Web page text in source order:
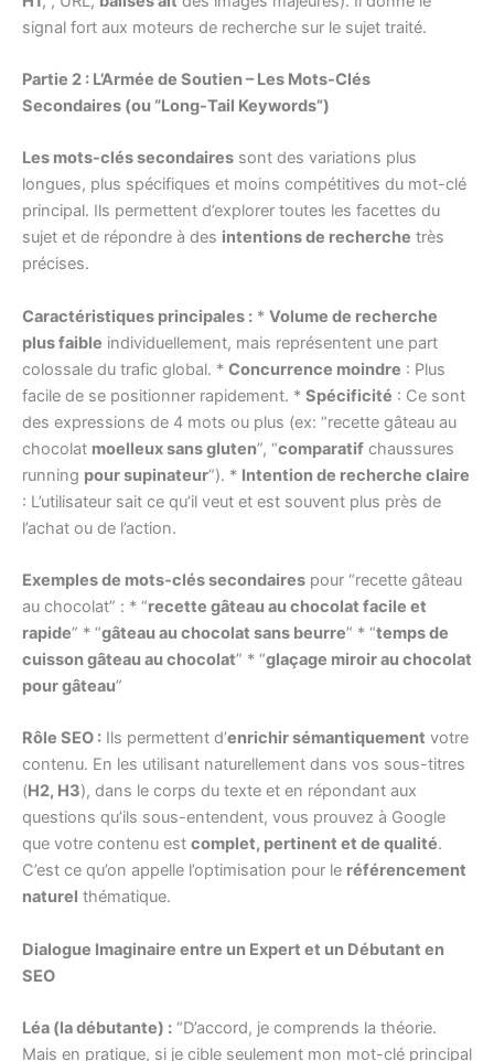
signal fort aux moteurs de recherche sur le sujet traité.
Partie 2 : L’Armée de Soutien – Les Mots-Clés
Secondaires (ou “Long-Tail Keywords”)
Les mots-clés secondaires sont des variations plus
longues, plus spécifiques et moins compétitives du mot-clé
principal. Ils permettent d’explorer toutes les facettes du
sujet et de répondre à des intentions de recherche très
précises.
Caractéristiques principales : * Volume de recherche
plus faible individuellement, mais représentent une part
colossale du trafic global. * Concurrence moindre : Plus
facile de se positionner rapidement. * Spécificité : Ce sont
des expressions de 4 mots ou plus (ex: “recette gâteau au
chocolat moelleux sans gluten”, “comparatif chaussures
running pour supinateur”). * Intention de recherche claire
: L’utilisateur sait ce qu’il veut et est souvent plus près de
l’achat ou de l’action.
Exemples de mots-clés secondaires pour “recette gâteau
au chocolat” : * “recette gâteau au chocolat facile et
rapide” * “gâteau au chocolat sans beurre” * “temps de
cuisson gâteau au chocolat” * “glaçage miroir au chocolat
pour gâteau”
Rôle SEO : Ils permettent d’enrichir sémantiquement votre
contenu. En les utilisant naturellement dans vos sous-titres
(H2, H3), dans le corps du texte et en répondant aux
questions qu’ils sous-entendent, vous prouvez à Google
que votre contenu est complet, pertinent et de qualité.
C’est ce qu’on appelle l’optimisation pour le référencement
naturel thématique.
Dialogue Imaginaire entre un Expert et un Débutant en
SEO
Léa (la débutante) : “D’accord, je comprends la théorie.
Mais en pratique, si je cible seulement mon mot-clé principal